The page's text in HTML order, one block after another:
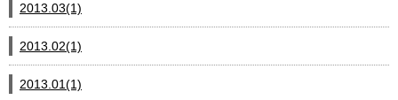
2013.03(1)
2013.02(1)
2013.01(1)